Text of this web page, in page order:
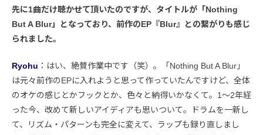
先に1曲だけ聴かせて頂いたのですが、タイトルが「Nothing
But A Blur」となっており、前作のEP『Blur』との繋がりも感じ
られました。
Ryohu ：はい、絶賛作業中です（笑）。「Nothing But A Blur」
は元々前作のEPに入れようと思って作っていたんですけど、全体
のオケの感じとかフックとか、色々と納得いかなくて。1〜2年経
った今、改めて新しいアイディアも思いついて。ドラムを一新し
て、リズム・パターンも完全に変えて、ラップも録り直しまし